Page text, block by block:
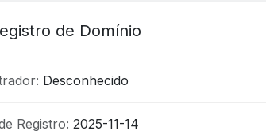
de Domínio
Desconhecido
Registro: 2025-11-14